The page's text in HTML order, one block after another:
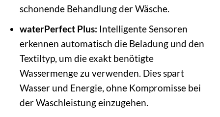
schonende Behandlung der Wäsche.
waterPerfect Plus: Intelligente Sensoren
erkennen automatisch die Beladung und den
Textiltyp, um die exakt benötigte
Wassermenge zu verwenden. Dies spart
Wasser und Energie, ohne Kompromisse bei
der Waschleistung einzugehen.